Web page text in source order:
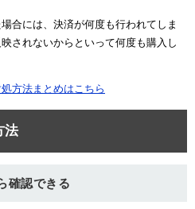
合には、決済が何度も行われてしま
されないからといって何度も購入し
方法まとめはこちら
法
確認できる